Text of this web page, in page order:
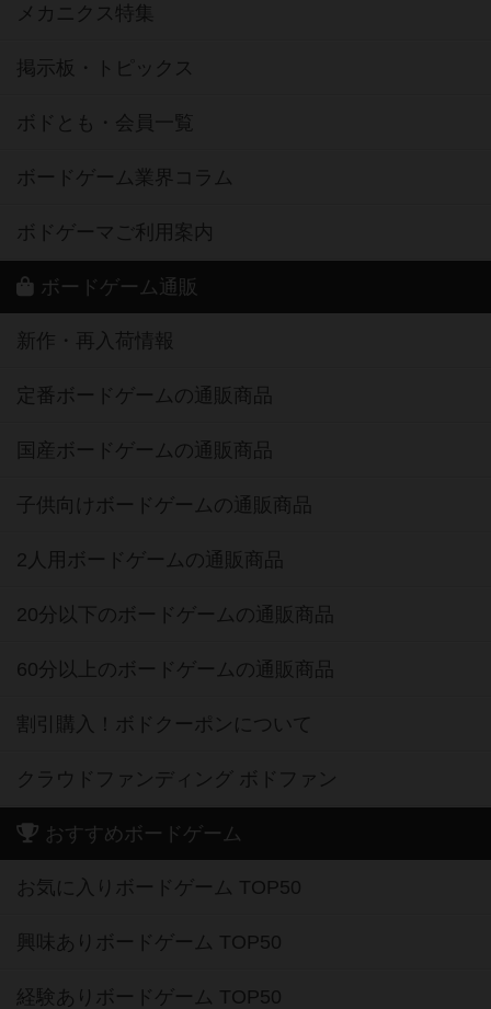
メカニクス特集
掲示板・トピックス
ボドとも・会員一覧
ボードゲーム業界コラム
ボドゲーマご利用案内
ボードゲーム通販
新作・再入荷情報
定番ボードゲームの通販商品
国産ボードゲームの通販商品
子供向けボードゲームの通販商品
2人用ボードゲームの通販商品
20分以下のボードゲームの通販商品
60分以上のボードゲームの通販商品
割引購入！ボドクーポンについて
クラウドファンディング ボドファン
おすすめボードゲーム
お気に入りボードゲーム TOP50
興味ありボードゲーム TOP50
経験ありボードゲーム TOP50